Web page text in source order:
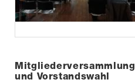
Mitgliederversammlung
und Vorstandswahl